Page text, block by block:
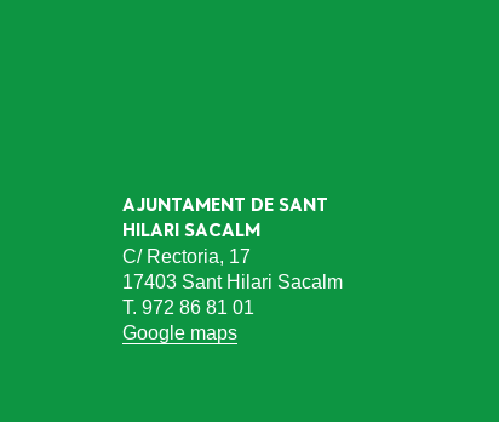
AJUNTAMENT DE SANT
HILARI SACALM
C/ Rectoria, 17
17403 Sant Hilari Sacalm
T. 972 86 81 01
Google maps